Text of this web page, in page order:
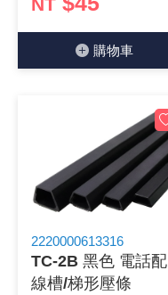
NT
購物⾞
2220000613316
TC-2B 黑色 電話配
線槽/梯形壓條